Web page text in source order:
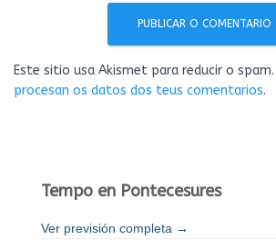
Este sitio usa Akismet para reducir o spam.
procesan os datos dos teus comentarios.
Tempo en Pontecesures
Ver previsión completa →